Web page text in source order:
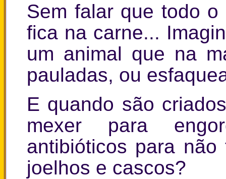
Sem falar que todo
fica na carne...
um animal que na
pauladas, ou
E quando são
mexer para
antibióticos para
joelhos e cascos?